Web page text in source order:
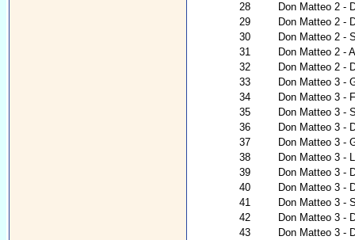
28
Don Matteo 2 -
29
Don Matteo 2 -
30
Don Matteo 2 -
31
Don Matteo 2 -
32
Don Matteo 2 -
33
Don Matteo 3 -
34
Don Matteo 3 -
35
Don Matteo 3 -
36
Don Matteo 3 -
37
Don Matteo 3 -
38
Don Matteo 3 -
39
Don Matteo 3 -
40
Don Matteo 3 -
41
Don Matteo 3 -
42
Don Matteo 3 -
43
Don Matteo 3 -